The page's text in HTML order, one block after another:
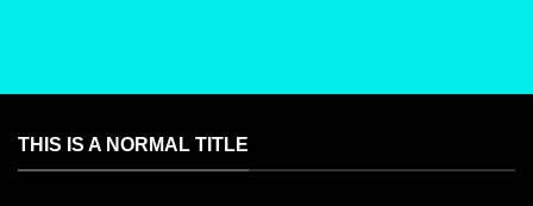
THIS IS A NORMAL TITLE